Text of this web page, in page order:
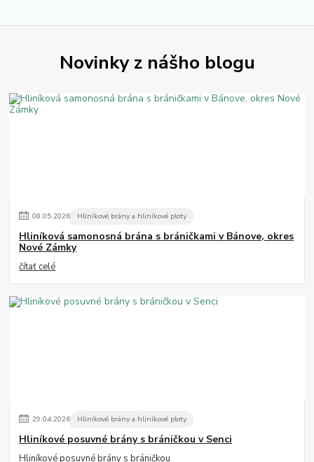
Novinky z nášho blogu
08.05.2026 Hliníkové brány a hliníkové ploty
Hliníková samonosná brána s bráničkami v Bánove, okres
Nové Zámky
čítať celé
29.04.2026 Hliníkové brány a hliníkové ploty
Hliníkové posuvné brány s bráničkou v Senci
Hliníkové posuvné brány s bráničkou